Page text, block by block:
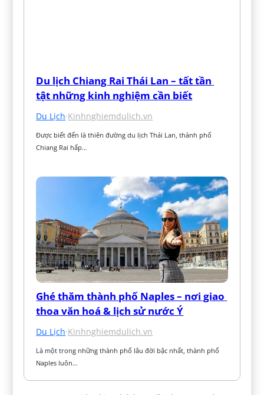
Du lịch Chiang Rai Thái Lan – tất tần
tật những kinh nghiệm cần biết
Du Lịch·Kinhnghiemdulich.vn
Được biết đến là thiên đường du lịch Thái Lan, thành phố
Chiang Rai hấp…
Ghé thăm thành phố Naples – nơi giao
thoa văn hoá & lịch sử nước Ý
Du Lịch·Kinhnghiemdulich.vn
Là một trong những thành phố lâu đời bậc nhất, thành phố
Naples luôn…